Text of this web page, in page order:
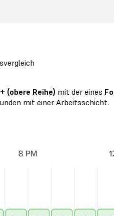
(obere Reihe) mit der eines
mit einer Arbeitsschicht.